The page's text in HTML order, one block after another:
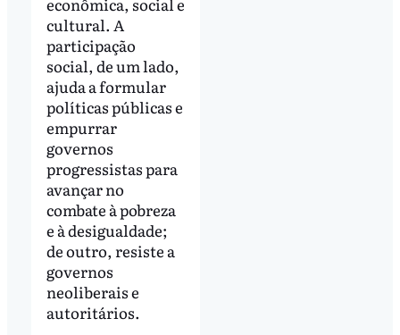
cultural. A
participação
social, de um lado,
ajuda a formular
políticas públicas e
empurrar
governos
progressistas para
avançar no
combate à pobreza
e à desigualdade;
de outro, resiste a
governos
neoliberais e
autoritários.